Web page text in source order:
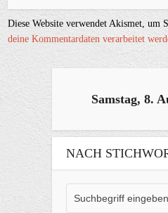
Diese Website verwendet Akismet, um
deine Kommentardaten verarbeitet
Samstag, 8.
NACH